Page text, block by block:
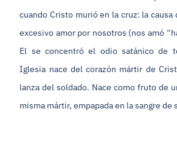
cuando Cristo murió en la cruz: la
excesivo amor por nosotros (nos amó
El se concentró el odio satánico de
Iglesia nace del corazón mártir de
lanza del soldado. Nace como fruto de
misma mártir, empapada en la sangre de